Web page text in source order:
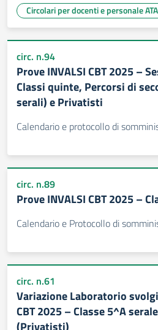
Circolari per docenti e personale ATA
circ. n.94
Prove INVALSI CBT 2025 –
Classi quinte, Percorsi di
serali) e Privatisti
Calendario e protocollo di
circ. n.89
Prove INVALSI CBT 2025 –
Calendario e Protocollo di
circ. n.61
Variazione Laboratorio
CBT 2025 – Classe 5^A
(Privatisti)